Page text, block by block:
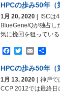
HPCの歩み50年（
1月 20, 2020 | ISCは
BlueGene/Qが独占し
気に挽回を狙ってい
Facebook
TwitterEmail
共
HPCの歩み50年（
1月 13, 2020 |
神戸で
CCP 2012では最終日